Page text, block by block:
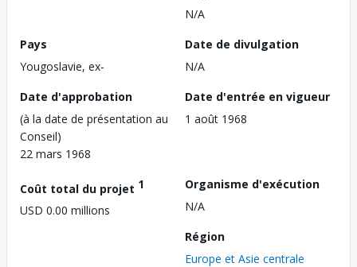
N/A
Pays
Yougoslavie, ex-
Date de divulgation
N/A
Date d'approbation
(à la date de présentation au
Conseil)
22 mars 1968
Date d'entrée en vigueur
1 août 1968
Coût total du projet 1
USD 0.00 millions
Organisme d'exécution
N/A
Région
Europe et Asie centrale